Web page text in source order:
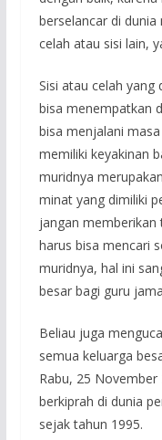
berselancar di
celah atau sisi lain,
Sisi atau celah yang
bisa menempatkan
bisa menjalani
memiliki keyakinan
muridnya
minat yang dimiliki
jangan memberikan
harus bisa mencari
muridnya, hal ini
besar bagi guru
Beliau juga
semua keluarga
Rabu, 25
berkiprah di dunia
sejak tahun 1995.